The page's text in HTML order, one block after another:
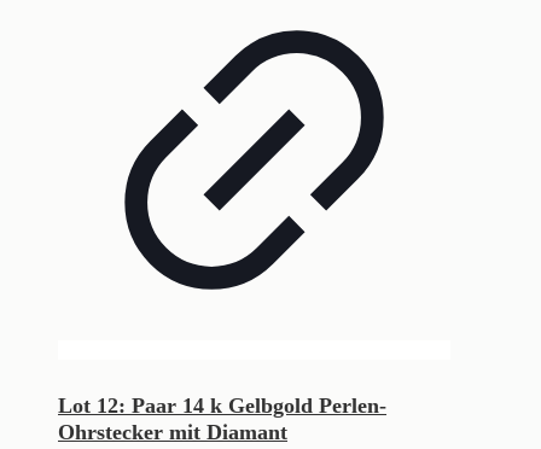
Lot 12: Paar 14 k Gelbgold Perlen-
Ohrstecker mit Diamant